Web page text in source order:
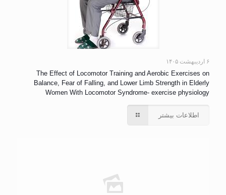
۶ اردیبهشت ۱۴۰۵
The Effect of Locomotor Training and Aerobic Exercises on
Balance, Fear of Falling, and Lower Limb Strength in Elderly
Women With Locomotor Syndrome- exercise physiology
اطلاعات بیشتر